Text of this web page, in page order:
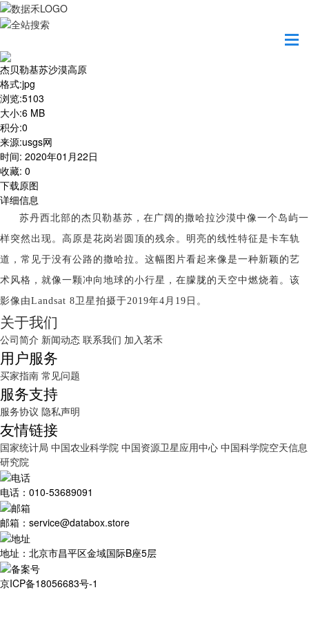
杰贝勒基苏沙漠高原
格式:jpg
浏览:5103
大小:6 MB
积分:0
来源:usgs网
时间: 2020年01月22日
收藏: 0
下载原图
详细信息
苏丹西北部的杰贝勒基苏，在广阔的撒哈拉沙漠中像一个岛屿一
样突然出现。高原是花岗岩圆顶的残余。明亮的线性特征是卡车轨
道，常见于没有公路的撒哈拉。这幅图片看起来像是一种新颖的艺
术风格，就像一颗冲向地球的小行星，在朦胧的天空中燃烧着。该
影像由Landsat 8卫星拍摄于2019年4月19日。
关于我们
公司简介 新闻动态 联系我们 加入茗禾
用户服务
买家指南 常见问题
服务支持
服务协议 隐私声明
友情链接
国家统计局 中国农业科学院 中国资源卫星应用中心 中国科学院空天信息
研究院
电话：010-53689091
邮箱：service@databox.store
地址：北京市昌平区金域国际B座5层
京ICP备18056683号-1